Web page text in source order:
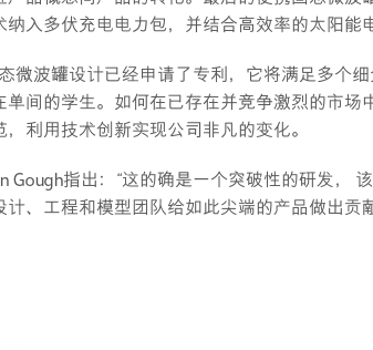
纳入多伏充电电力包，并结合高效率的太阳能
微波罐设计已经申请了专利，它将满足多个
单间的学生。如何在已存在并竞争激烈的市
，利用技术创新实现公司非凡的变化。
Gough指出：“这的确是一个突破性的研发，
计、工程和模型团队给如此尖端的产品做出贡